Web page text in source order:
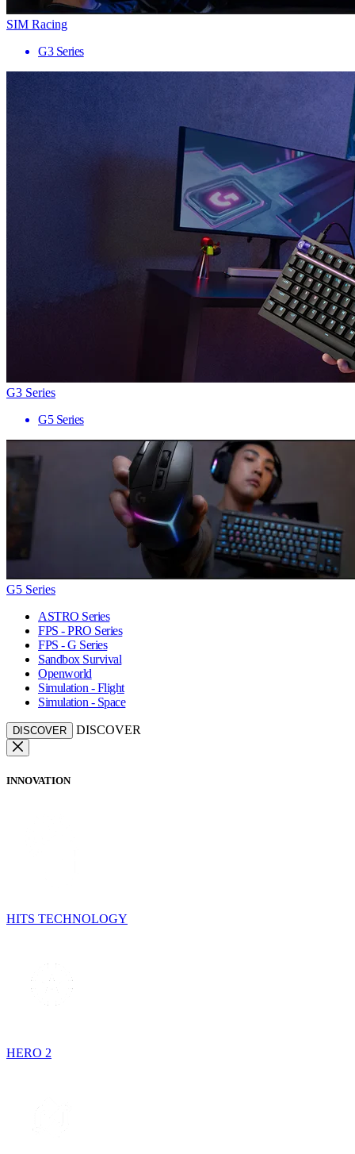
SIM Racing
G3 Series
G3 Series
G5 Series
G5 Series
ASTRO Series
FPS - PRO Series
FPS - G Series
Sandbox Survival
Openworld
Simulation - Flight
Simulation - Space
DISCOVER DISCOVER
INNOVATION
HITS TECHNOLOGY
HERO 2